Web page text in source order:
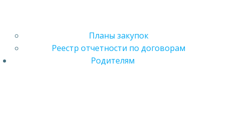
Планы закупок
Реестр отчетности по договорам
Родителям